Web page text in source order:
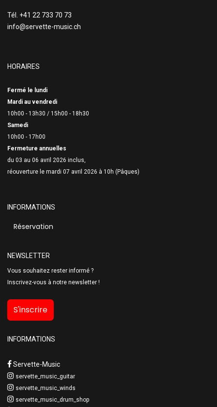
Tél. +41 22 733 70 73
info@servette-music.ch
HORAIRES
Fermé le lundi
Mardi au vendredi
10h00 - 13h30 / 15h00 - 18h30
Samedi
10h00 - 17h00
Fermeture annuelles
du 03 au 06 avril 2026 inclus,
réouverture le mardi 07 avril 2026 à 10h (Pâques)
INFORMATIONS
Réservation
NEWSLETTER
Vous souhaitez rester informé ?
Inscrivez-vous à notre newsletter !
S'inscrire
INFORMATIONS
Servette-Music
servette_music_guitar
servette_music_winds
servette_music_drum_shop